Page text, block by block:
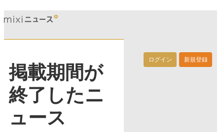
ログイン 新規登録
掲載期間が
終了したニ
ュース